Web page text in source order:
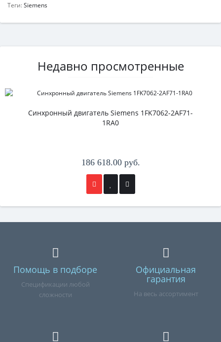
Теги:Siemens
Недавно просмотренные
Синхронный двигатель Siemens 1FK7062-2AF71-
1RA0
186 618.00 руб.
Помощь в подборе
Спецификации любой
сложности
Официальная
гарантия
На весь ассортимент